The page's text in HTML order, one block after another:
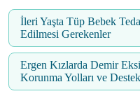
İleri Yaşta Tüp Bebek
Edilmesi Gerekenler
Ergen Kızlarda Demir
Korunma Yolları ve